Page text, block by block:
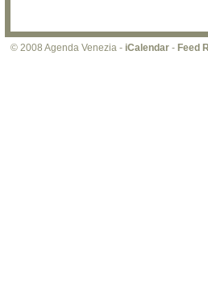
© 2008 Agenda Venezia - iCalendar - Feed